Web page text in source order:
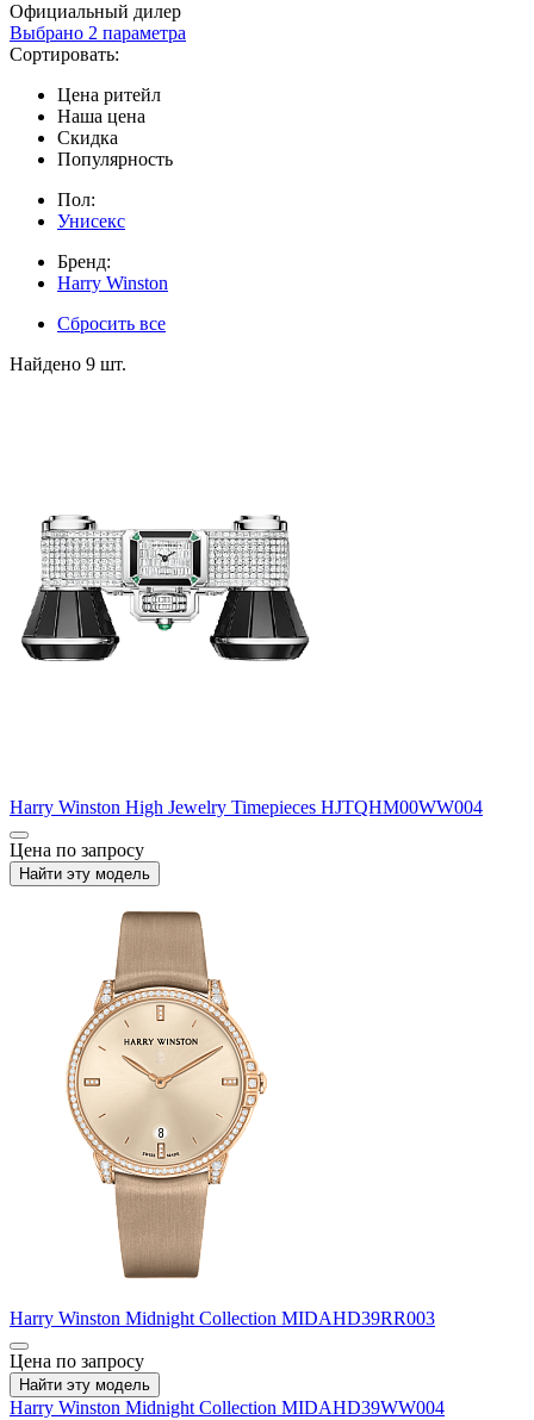
Официальный дилер
Выбрано 2 параметра
Сортировать:
Цена ритейл
Наша цена
Скидка
Популярность
Пол:
Унисекс
Бренд:
Harry Winston
Сбросить все
Найдено 9 шт.
Harry Winston High Jewelry Timepieces HJTQHM00WW004
Цена по запросу
Найти эту модель
Harry Winston Midnight Collection MIDAHD39RR003
Цена по запросу
Найти эту модель
Harry Winston Midnight Collection MIDAHD39WW004